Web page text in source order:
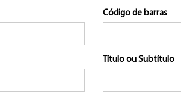
Código de barras
Título ou Subtítulo